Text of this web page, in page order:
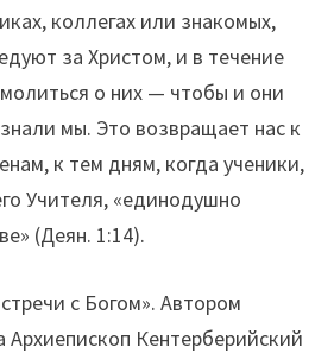
коллегах или знакомых,
за Христом, и в течение
о них — чтобы и они
мы. Это возвращает нас к
к тем дням, когда ученики,
Учителя, «единодушно
(Деян. 1:14).
с Богом». Автором
Кентерберийский